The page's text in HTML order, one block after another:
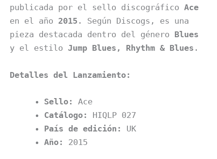
publicada por el sello discográfico Ace
en el año 2015 . Según Discogs, es una
pieza destacada dentro del género Blues
y el estilo Jump Blues, Rhythm & Blues .
Detalles del Lanzamiento:
Sello:
Ace
Catálogo:
HIQLP 027
País de edición:
UK
Año:
2015